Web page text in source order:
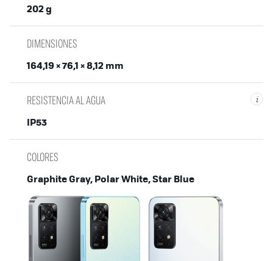
202 g
DIMENSIONES
164,19 × 76,1 × 8,12 mm
i
RESISTENCIA AL AGUA
IP53
COLORES
Graphite Gray, Polar White, Star Blue